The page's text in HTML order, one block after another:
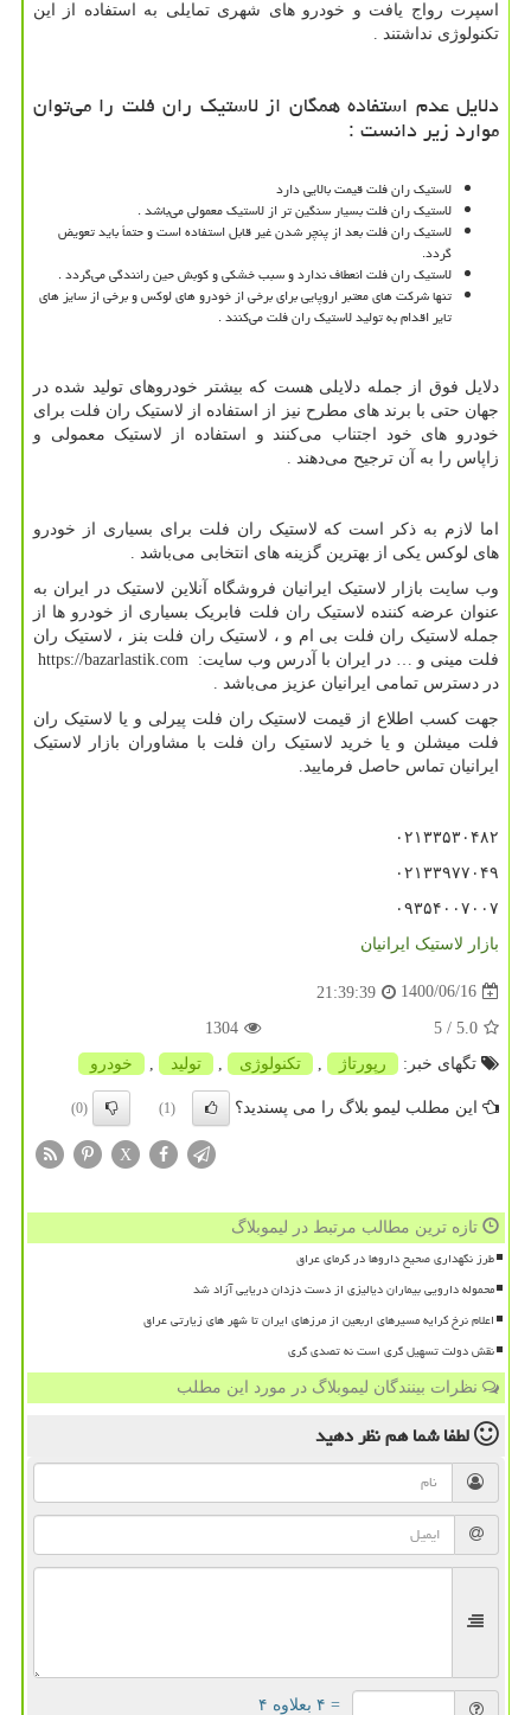
اسپرت رواج یافت و خودرو های شهری تمایلی به استفاده از این
تکنولوژی نداشتند .
دلایل عدم استفاده همگان از لاستیک ران فلت را می‌توان
موارد زیر دانست :
لاستیک ران فلت قیمت بالایی دارد
لاستیک ران فلت بسیار سنگین تر از لاستیک معمولی می‌باشد .
لاستیک ران فلت بعد از پنچر شدن غیر قابل استفاده است و حتماً باید تعویض
گردد.
لاستیک ران فلت انعطاف ندارد و سبب خشکی و کوبش حین رانندگی می‌گردد .
تنها شرکت های معتبر اروپایی برای برخی از خودرو های لوکس و برخی از سایز های
تایر اقدام به تولید لاستیک ران فلت می‌کنند .
دلایل فوق از جمله دلایلی هست که بیشتر خودروهای تولید شده در
جهان حتی با برند های مطرح نیز از استفاده از لاستیک ران فلت برای
خودرو های خود اجتناب می‌کنند و استفاده از لاستیک معمولی و
زاپاس را به آن ترجیح می‌دهند .
اما لازم به ذکر است که لاستیک ران فلت برای بسیاری از خودرو
های لوکس یکی از بهترین گزینه های انتخابی می‌باشد .
وب سایت بازار لاستیک ایرانیان فروشگاه آنلاین لاستیک در ایران به
عنوان عرضه کننده لاستیک ران فلت فابریک بسیاری از خودرو ها از
جمله لاستیک ران فلت بی ام و ، لاستیک ران فلت بنز ، لاستیک ران
فلت مینی و … در ایران با آدرس وب سایت: https://bazarlastik.com
در دسترس تمامی ایرانیان عزیز می‌باشد .
جهت کسب اطلاع از قیمت لاستیک ران فلت پیرلی و یا لاستیک ران
فلت میشلن و یا خرید لاستیک ران فلت با مشاوران بازار لاستیک
ایرانیان تماس حاصل فرمایید.
۰۲۱۳۳۵۳۰۴۸۲
۰۲۱۳۳۹۷۷۰۴۹
۰۹۳۵۴۰۰۷۰۰۷
بازار لاستیک ایرانیان
1400/06/16
21:39:39
5.0
/ 5
1304
تگهای خبر:
رپورتاژ تكنولوژی تولید خودرو
این مطلب لیمو بلاگ را می پسندید؟ (1)
(0)
X
تازه ترین مطالب مرتبط در لیموبلاگ
طرز نگهداری صحیح داروها در گرمای عراق
محموله دارویی بیماران دیالیزی از دست دزدان دریایی آزاد شد
اعلام نرخ کرایه مسیرهای اربعین از مرزهای ایران تا شهر های زیارتی عراق
نقش دولت تسهیل گری است نه تصدی گری
نظرات بینندگان لیموبلاگ در مورد این مطلب
لطفا شما همنظر دهید
= ۴ بعلاوه ۴